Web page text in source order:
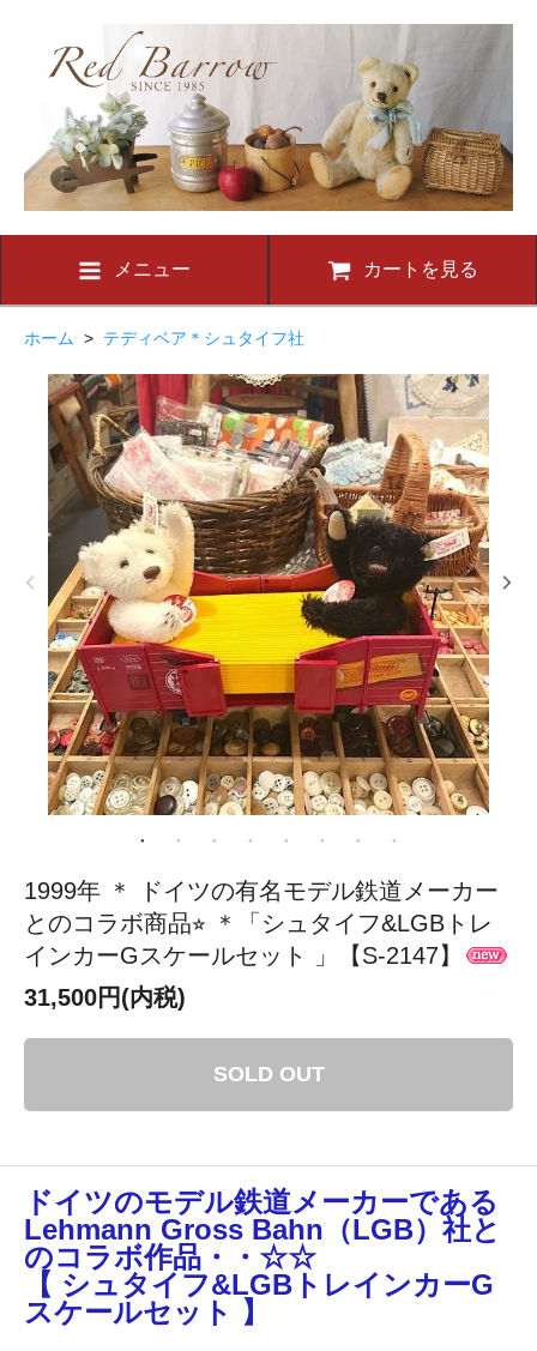
メニュー カートを見る
ホーム > テディベア＊シュタイフ社
1999年 ＊ ドイツの有名モデル鉄道メーカー
とのコラボ商品⭐︎ ＊「シュタイフ&LGBトレ
インカーGスケールセット 」【S-2147】
31,500円(内税)
SOLD OUT
ドイツのモデル鉄道メーカーである
Lehmann Gross Bahn（LGB）社と
のコラボ作品・・☆☆
【 シュタイフ&LGBトレインカーG
スケールセット 】